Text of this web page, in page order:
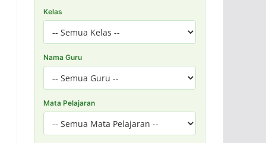
Kelas
Nama Guru
Mata Pelajaran